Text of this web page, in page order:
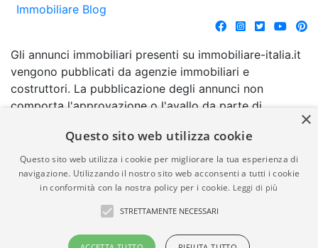
Immobiliare Blog
Gli annunci immobiliari presenti su immobiliare-italia.it
vengono pubblicati da agenzie immobiliari e
costruttori. La pubblicazione degli annunci non
comporta l'approvazione o l'avallo da parte di
garanzia da parte di quest'ultima. immobiliare-italia.it
quindi non è responsabile della veridicità, della
correttezza, della completezza, della normativa in
materia di privacy e/o di alcun altro aspetto dei
suddetti annunci.
© Copyright 2007 - 2026
Powered by
×
Questo sito web utilizza cookie
Questo sito web utilizza i cookie per migliorare la tua esperienza di
navigazione. Utilizzando il nostro sito web acconsenti a tutti i cookie
in conformità con la nostra policy per i cookie. Leggi di più
STRETTAMENTE NECESSARI